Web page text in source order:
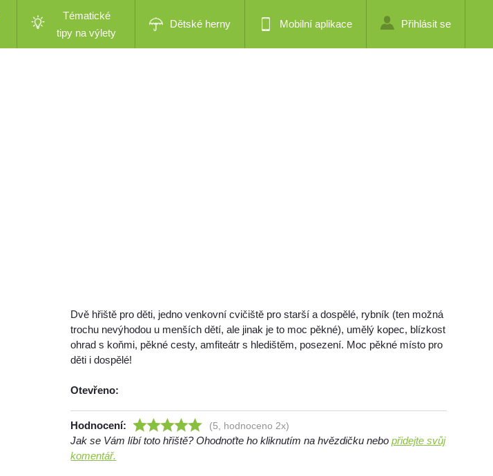
Tématické
tipy na výlety
Dětské herny Mobilní aplikace Přihlásit se
Dvě hřiště pro děti, jedno venkovní cvičiště pro starší a dospělé, rybník (ten možná
trochu nevýhodou u menších dětí, ale jinak je to moc pěkné), umělý kopec, blízkost
ohrad s koňmi, pěkné cesty, amfiteátr s hledištěm, posezení. Moc pěkné místo pro
děti i dospělé!
Otevřeno:
Hodnocení: (5, hodnoceno 2x)
Jak se Vám líbí toto hřiště? Ohodnoťte ho kliknutím na hvězdičku nebopřidejte svůj
komentář.